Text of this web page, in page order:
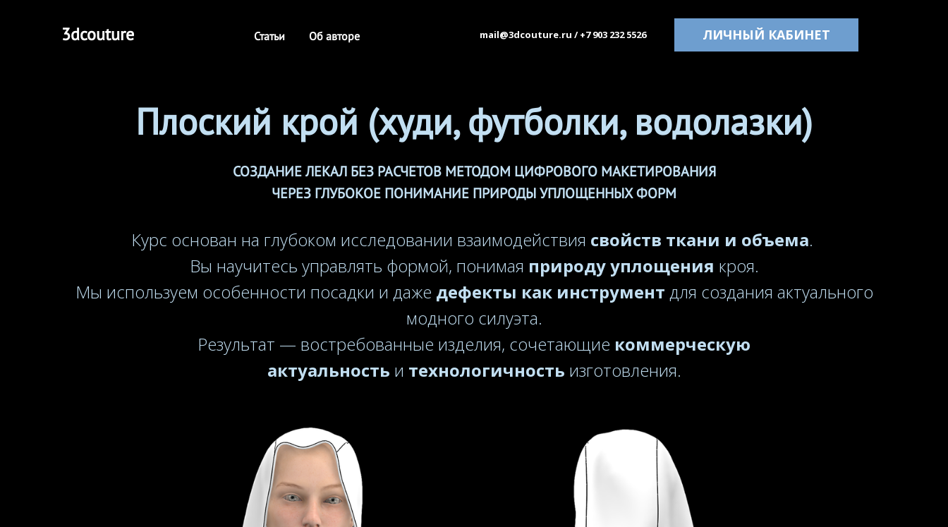
3dcouture Статьи Об авторе mail@3dcouture.ru / +7 903 232 5526 ЛИЧНЫЙ КАБИНЕТ
Плоский крой (худи, футболки, водолазки)
СОЗДАНИЕ ЛЕКАЛ БЕЗ РАСЧЕТОВ МЕТОДОМ ЦИФРОВОГО МАКЕТИРОВАНИЯ
ЧЕРЕЗ ГЛУБОКОЕ ПОНИМАНИЕ ПРИРОДЫ УПЛОЩЕННЫХ ФОРМ
Курс основан на глубоком исследовании взаимодействия свойств ткани и объема.
Вы научитесь управлять формой, понимая природу уплощения кроя.
Мы используем особенности посадки и даже дефекты как инструмент для создания актуального
модного силуэта.
Результат — востребованные изделия, сочетающие коммерческую
актуальность и технологичность изготовления.